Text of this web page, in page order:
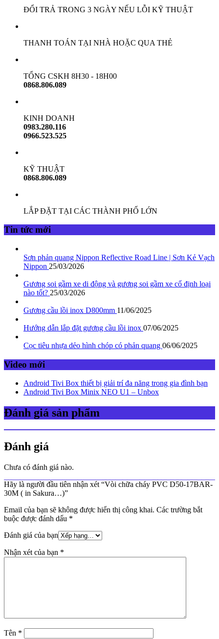
ĐỔI TRẢ TRONG 3 NGÀY NẾU LỖI KỸ THUẬT
THANH TOÁN TẠI NHÀ HOẶC QUA THẺ
TỔNG CSKH 8H30 - 18H00
0868.806.089
KINH DOANH
0983.280.116
0966.523.525
KỸ THUẬT
0868.806.089
LẮP ĐẶT TẠI CÁC THÀNH PHỐ LỚN
Tin tức mới
Sơn phản quang Nippon Reflective Road Line | Sơn Kẻ Vạch
Nippon 25/03/2026
Gương soi gầm xe di động và gương soi gầm xe cố định loại
nào tốt? 25/03/2026
Gương cầu lồi inox D800mm 11/06/2025
Hướng dẫn lắp đặt gương cầu lồi inox 07/06/2025
Cọc tiêu nhựa dẻo hình chóp có phản quang 06/06/2025
Video mới
Android Tivi Box thiết bị giải trí đa năng trong gia đình bạn
Android Tivi Box Minix NEO U1 – Unbox
Đánh giá sản phẩm
Đánh giá
Chưa có đánh giá nào.
Hãy là người đầu tiên nhận xét “Vòi chữa cháy PVC D50-17BAR-
30M ( in Sakura…)”
Email của bạn sẽ không được hiển thị công khai. Các trường bắt
buộc được đánh dấu *
Đánh giá của bạn
Nhận xét của bạn *
Tên *